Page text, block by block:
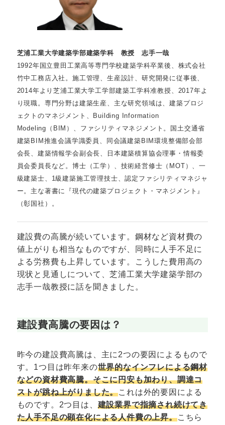
芝浦工業大学建築学部建築学科 教授 志手一哉
1992年国立豊田工業高等専門学校建築学科卒業後、株式会社
竹中工務店入社。施工管理、生産設計、研究開発に従事後、
2014年より芝浦工業大学工学部建築工学科准教授、2017年よ
り現職。専門分野は建築生産、主な研究領域は、建築プロジ
ェクトのマネジメント、Building Information
Modeling（BIM）、ファシリティマネジメント。国土交通省
建築BIM推進会議学識委員、同会議建築BIM環境整備部会部
会長、建築情報学会副会長、日本建築積算協会理事・情報委
員会委員長など。博士（工学）、技術経営修士（MOT）、一
級建築士、1級建築施工管理技士、認定ファシリティマネジャ
ー。主な著書に『現代の建築プロジェクト・マネジメント』
（彰国社）。
建設費の高騰が続いています。鋼材など資材費の
値上がりも相当なものですが、同時に人手不足に
よる労務費も上昇しています。こうした費用高の
現状と見通しについて、芝浦工業大学建築学部の
志手一哉教授に話を聞きました。
建設費高騰の要因は？
昨今の建設費高騰は、主に2つの要因によるもので
す。1つ目は昨年来の世界的なインフレによる鋼材
などの資材費高騰。そこに円安も加わり、調達コ
ストが跳ね上がりました。これは外的要因による
ものです。2つ目は、 建設業界で指摘され続けてき
た人手不足の顕在化による人件費の上昇。こちら